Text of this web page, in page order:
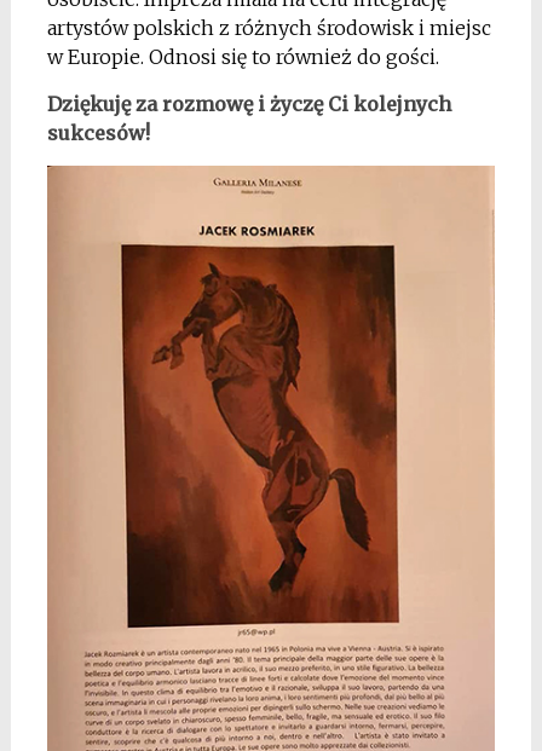
artystów polskich z różnych środowisk i miejsc
w Europie. Odnosi się to również do gości.
Dziękuję za rozmowę i życzę Ci kolejnych
sukcesów!